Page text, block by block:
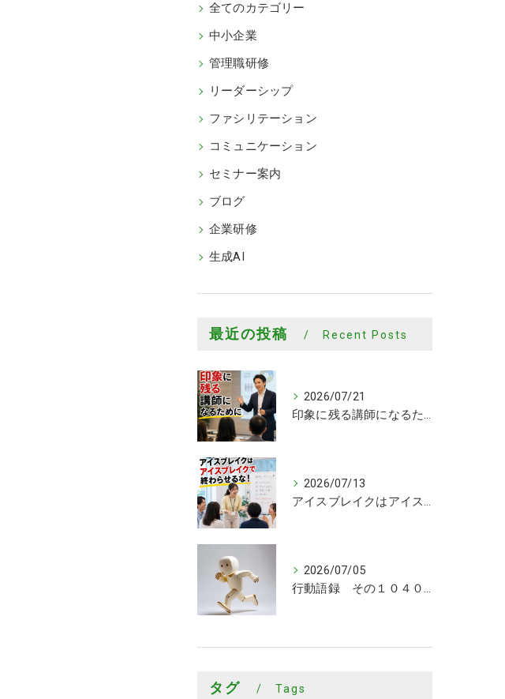
全てのカテゴリー
中小企業
管理職研修
リーダーシップ
ファシリテーション
コミュニケーション
セミナー案内
ブログ
企業研修
生成AI
最近の投稿 Recent Posts
2026/07/21
印象に残る講師になるために
2026/07/13
アイスブレイクはアイスブレイクで終わらせるな！
2026/07/05
行動語録 その１０４０ 行動あるのみ！
タグ Tags